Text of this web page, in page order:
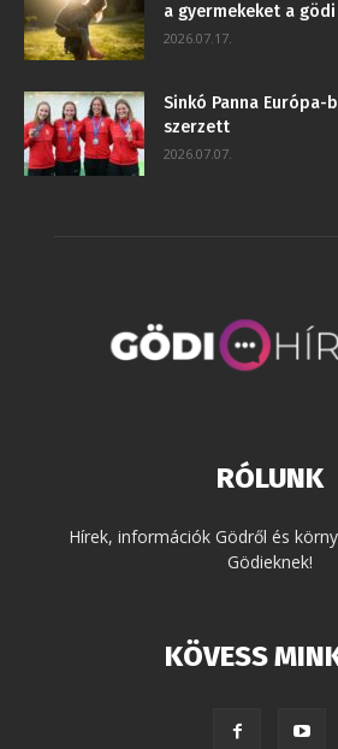
a gyermekeket a
2026.07.17.
Sinkó Panna
szerzett
2026.07.07.
RÓLUNK
Hírek, információk Gödről és
Gödieknek!
KÖVESS